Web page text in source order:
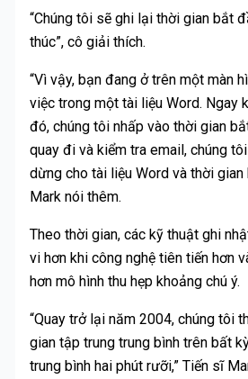
“Chúng tôi sẽ ghi lại thời gian bắt
thúc”, cô giải thích.
“Vì vậy, bạn đang ở trên một màn
việc trong một tài liệu Word. Ngay
đó, chúng tôi nhấp vào thời gian
quay đi và kiểm tra email, chúng
dừng cho tài liệu Word và thời gian
Mark nói thêm.
Theo thời gian, các kỹ thuật ghi
vi hơn khi công nghệ tiên tiến hơn
hơn mô hình thu hẹp khoảng chú ý.
“Quay trở lại năm 2004, chúng tôi
gian tập trung trung bình trên bất
trung bình hai phút rưỡi,” Tiến sĩ